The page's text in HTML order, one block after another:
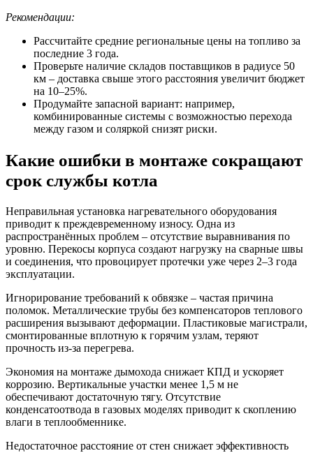
Рекомендации:
Рассчитайте средние региональные цены на топливо за
последние 3 года.
Проверьте наличие складов поставщиков в радиусе 50
км – доставка свыше этого расстояния увеличит бюджет
на 10–25%.
Продумайте запасной вариант: например,
комбинированные системы с возможностью перехода
между газом и соляркой снизят риски.
Какие ошибки в монтаже сокращают
срок службы котла
Неправильная установка нагревательного оборудования
приводит к преждевременному износу. Одна из
распространённых проблем – отсутствие выравнивания по
уровню. Перекосы корпуса создают нагрузку на сварные швы
и соединения, что провоцирует протечки уже через 2–3 года
эксплуатации.
Игнорирование требований к обвязке – частая причина
поломок. Металлические трубы без компенсаторов теплового
расширения вызывают деформации. Пластиковые магистрали,
смонтированные вплотную к горячим узлам, теряют
прочность из-за перегрева.
Экономия на монтаже дымохода снижает КПД и ускоряет
коррозию. Вертикальные участки менее 1,5 м не
обеспечивают достаточную тягу. Отсутствие
конденсатоотвода в газовых моделях приводит к скоплению
влаги в теплообменнике.
Недостаточное расстояние от стен снижает эффективность